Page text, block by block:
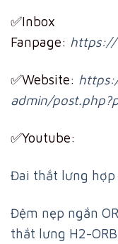
✅Inbox
Fanpage: https://
✅Website:
admin/
✅Youtube:
Đai thắt lưng hợp
Đệm nẹp ngắn
thắt lưng H2-